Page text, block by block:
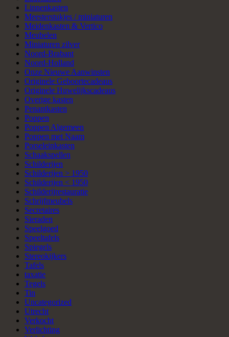
Linnenkasten
Meesterstukjes / miniaturen
Meidenkasten & Vertico
Meubelen
Miniaturen zilver
Noord-Brabant
Noord-Holland
Onze Nieuwe Aanwinsten
Originele Geboortecadeaus
Originele Huwelijkscadeaus
Overige kasten
Penantkasten
Poppen
Poppen Algemeen
Poppen met Naam
Porseleinkasten
Schaakspellen
Schilderijen
Schilderijen > 1950
Schilderijen < 1950
Schilderijrestauratie
Schrijfmeubels
Secretaires
Sieraden
Speelgoed
Speeltafels
Spiegels
Stereokijkers
Tafels
taxatie
Tegels
Tin
Uncategorized
Utrecht
Verkocht
Verlichting